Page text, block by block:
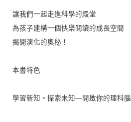
讓我們一起走進科學的殿堂
為孩子建構一個快樂閱讀的成長空間
揭開演化的奧秘！
本書特色
學習新知。探索未知—開啟你的理科腦